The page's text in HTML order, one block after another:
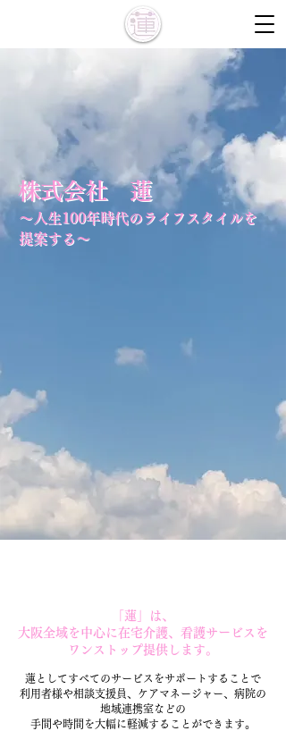
株式会社 蓮
株式会社 蓮
〜人生100年時代のライフスタイルを
提案する〜
〜人生100年時代のライフスタイルを
提案する〜
「蓮」は、
​大阪全域を中心に在宅介護、看護サービスを
ワンストップ提供します。
蓮としてすべてのサービスをサポートすることで
利用者様や相談支援員、ケアマネージャー、病院の
地域連携室などの
手間や時間を大幅に軽減することができます。